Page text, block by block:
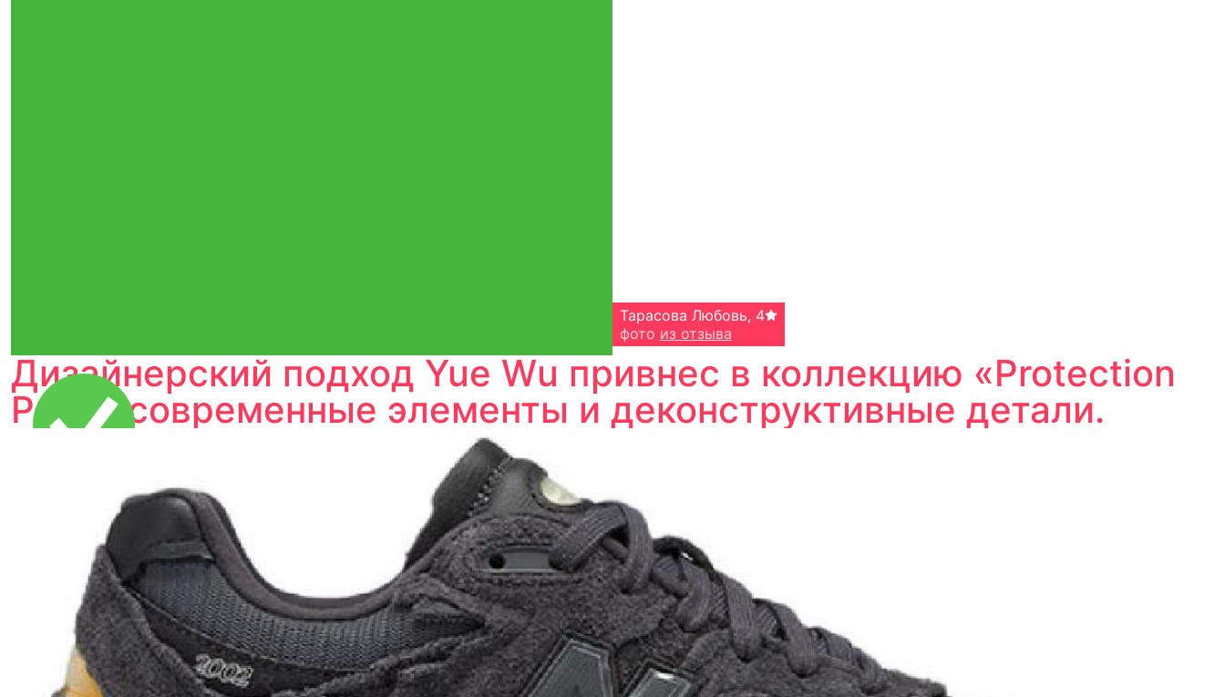
Тройная гарантия
оригинальности
Товар сертифицирован и опломбирован.
Проверяем на оригинальность
по 16 параметрам.
Если придёт подделка — вернём деньги
в трёхкратном размере.
Как мы провеяем товары
Тарасова Любовь, 4
фото из отзыва
Дизайнерский подход Yue Wu привнес в коллекцию «Protection
Pack» современные элементы и деконструктивные детали.